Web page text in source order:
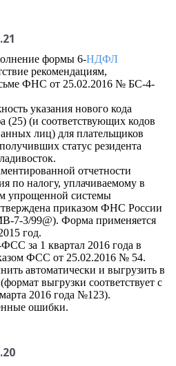
формы 6-НДФЛ
рекомендациям,
ФНС от 25.02.2016 № БС-4-
указания нового кода
(25) (и соответствующих кодов
лиц) для плательщиков
статус резидента
отчетности
по налогу, уплачиваемому в
упрощенной системы
приказом ФНС России
7-3/99@). Форма применяется
год.
за 1 квартал 2016 года в
ФСС от 25.02.2016 № 54.
автоматически и выгрузить в
выгрузки соответствует с
2016 года №123).
ошибки.